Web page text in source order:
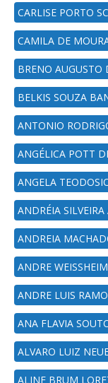
CARLISE PORTO
CAMILA DE
BRENO AUGUSTO
BELKIS SOUZA
ANTONIO
ANGÉLICA POTT
ANGELA
ANDRÉIA SILVEIRA
ANDREIA
ANDRE
ANDRE LUIS
ANA FLAVIA
ALVARO LUIZ
ALINE BRUM